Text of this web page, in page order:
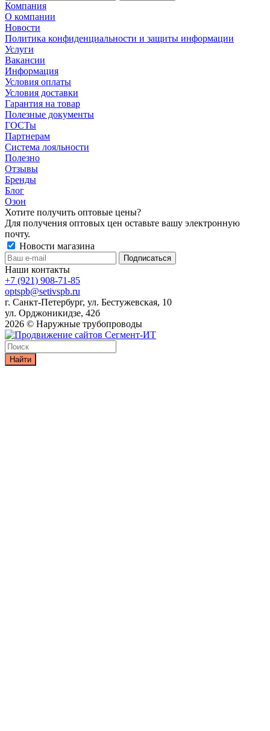
Компания
О компании
Новости
Политика конфиденциальности и защиты информации
Услуги
Вакансии
Информация
Условия оплаты
Условия доставки
Гарантия на товар
Полезные документы
ГОСТы
Партнерам
Система лояльности
Полезно
Отзывы
Бренды
Блог
Озон
Хотите получить оптовые цены?
Для получения оптовых цен оставьте вашу электронную
почту.
Новости магазина
Наши контакты
+7 (921) 908-71-85
optspb@setivspb.ru
г. Санкт-Петербург, ул. Бестужевская, 10
ул. Орджоникидзе, 42б
2026 © Наружные трубопроводы
Найти